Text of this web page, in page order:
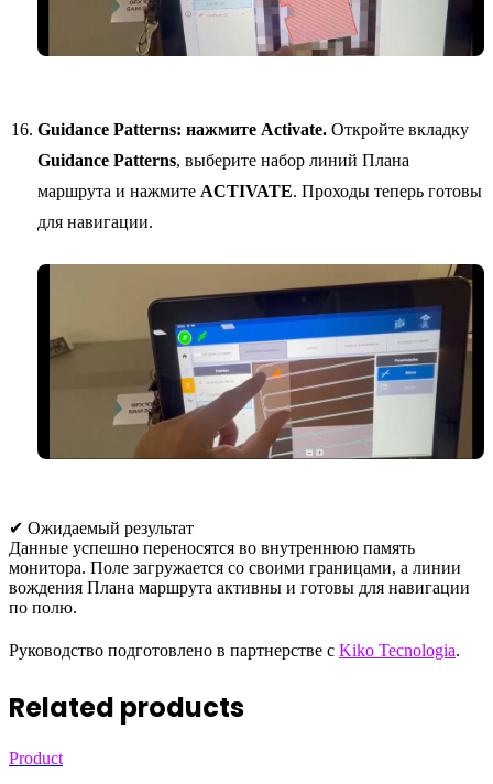
Guidance Patterns: нажмите Activate. Откройте вкладку
Guidance Patterns, выберите набор линий Плана
маршрута и нажмите ACTIVATE. Проходы теперь готовы
для навигации.
✔ Ожидаемый результат
Данные успешно переносятся во внутреннюю память
монитора. Поле загружается со своими границами, а линии
вождения Плана маршрута активны и готовы для навигации
по полю.
Руководство подготовлено в партнерстве с Kiko Tecnologia.
Related products
Product